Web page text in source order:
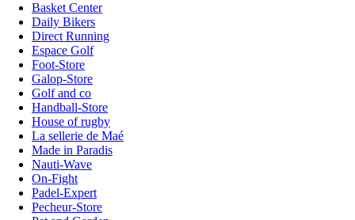
Basket Center
Daily Bikers
Direct Running
Espace Golf
Foot-Store
Galop-Store
Golf and co
Handball-Store
House of rugby
La sellerie de Maé
Made in Paradis
Nauti-Wave
On-Fight
Padel-Expert
Pecheur-Store